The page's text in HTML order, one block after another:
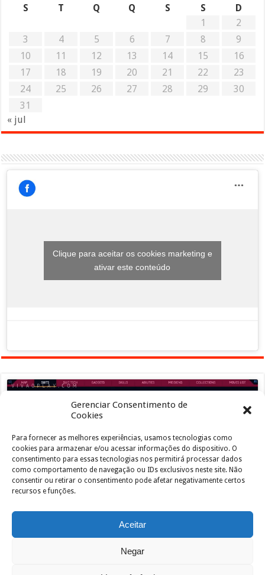
Gerenciar Consentimento de
Cookies
Para fornecer as melhores experiências, usamos tecnologias como
cookies para armazenar e/ou acessar informações do dispositivo. O
consentimento para essas tecnologias nos permitirá processar dados
como comportamento de navegação ou IDs exclusivos neste site. Não
consentir ou retirar o consentimento pode afetar negativamente certos
recursos e funções.
Aceitar
Negar
S
T Q Q S S
D
1
2
3
4 5 6 7 8
9
10
11 12 13 14 15
16
17
18 19 20 21 22
23
24
25 26 27 28 29
30
31
« jul
Clique para aceitar os cookies marketing e
ativar este conteúdo
Clique para aceitar os cookies marketing e
ativar este conteúdo